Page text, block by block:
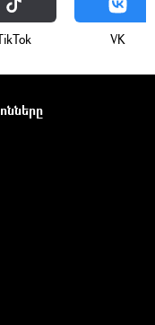
VK